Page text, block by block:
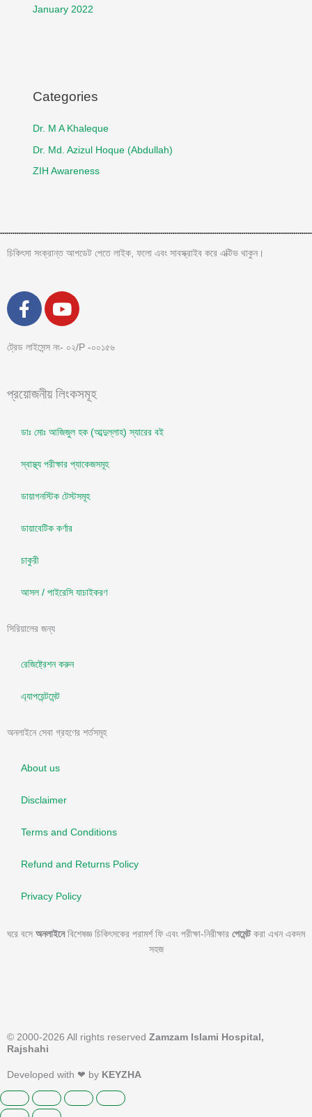
January 2022
Categories
Dr. M A Khaleque
Dr. Md. Azizul Hoque (Abdullah)
ZIH Awareness
চিকিৎসা সংক্রান্ত আপডেট পেতে লাইক, ফলো এবং সাবস্ক্রাইব করে এক্টিভ থাকুন।
F
a
e
o
o
-
Y
o
t
b
e
ট্রেড লাইসেন্স নং- ০২/P -০০১৫৬
প্রয়োজনীয় লিংকসমূহ
ডাঃ মোঃ আজিজুল হক (আব্দুল্লাহ) স্যারের বই
স্বাস্থ্য পরীক্ষার প্যাকেজসমূহ
ডায়াগনস্টিক টেস্টসমূহ
ডায়াবেটিক কর্ণার
চাকুরী
আসল / পাইরেসি যাচাইকরণ
সিরিয়ালের জন্য
রেজিষ্ট্রেশন করুন
এ্যাপয়েন্টমেন্ট
অনলাইনে সেবা গ্রহণের শর্তসমূহ
About us
Disclaimer
Terms and Conditions
Refund and Returns Policy
Privacy Policy
ঘরে বসে অনলাইনেবিশেষজ্ঞ চিকিৎসকের পরামর্শ ফি এবং পরীক্ষা-নিরীক্ষার পেমেন্ট করা এখন একদম
সহজ
© 2000-2026 All rights reserved Zamzam Islami Hospital,
Rajshahi
Developed with ❤ by KEYZHA